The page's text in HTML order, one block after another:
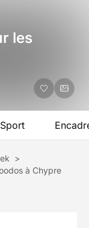
les
Sport
>
à Chypre